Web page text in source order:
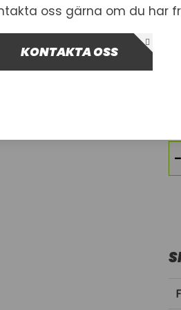
-
oss gärna om du har
KONTAKTA OSS